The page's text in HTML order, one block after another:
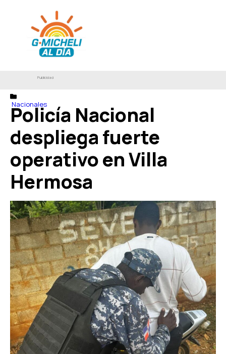
Publicidad
Nacionales
Policía Nacional
despliega fuerte
operativo en Villa
Hermosa